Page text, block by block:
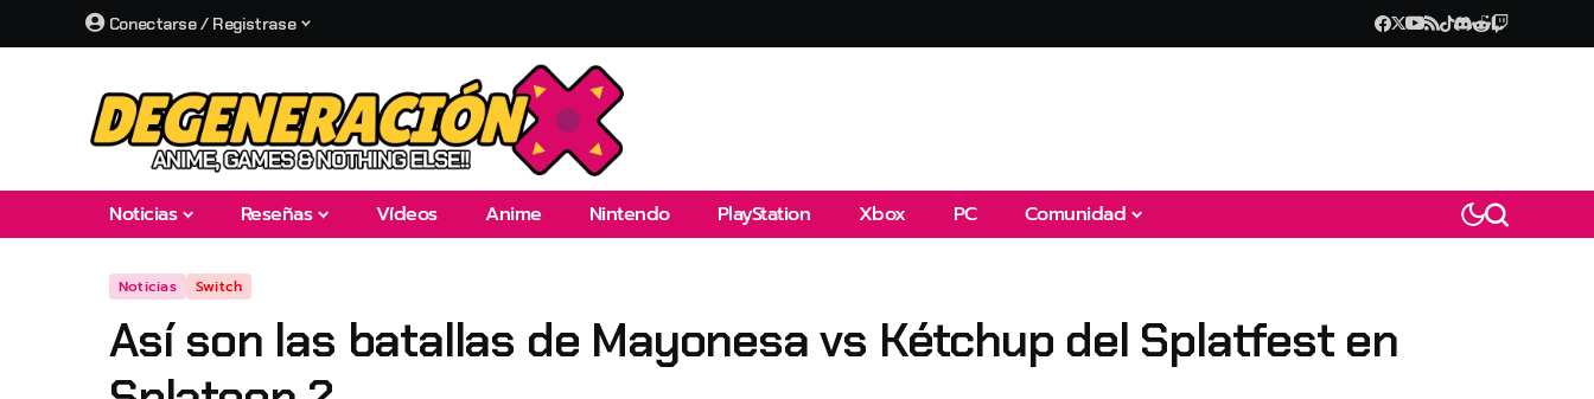
Conectarse / Registrase
Noticias Reseñas Vídeos Anime Nintendo PlayStation Xbox PC Comunidad
Noticias Switch
Así son las batallas de Mayonesa vs Kétchup del Splatfest en